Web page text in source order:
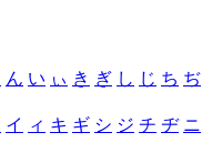
ん い ぃ き ぎ し じ ち ぢ
イ ィ キ ギ シ ジ チ ヂ ニ